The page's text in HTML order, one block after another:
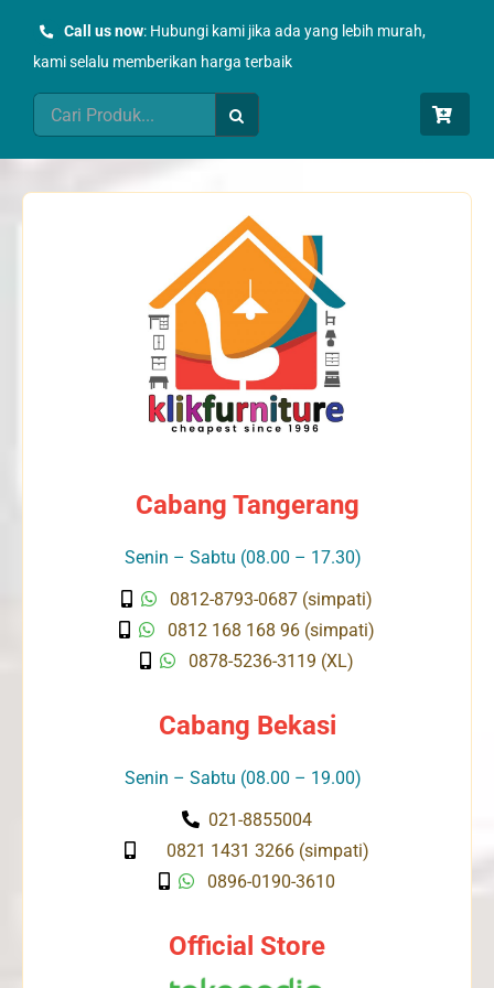
Call us now: Hubungi kami jika ada yang lebih murah,
kami selalu memberikan harga terbaik
Search
for:
Cabang Tangerang
Senin – Sabtu (08.00 – 17.30)
0812-8793-0687 (simpati)
0812 168 168 96 (simpati)
0878-5236-3119 (XL)
Cabang Bekasi
Senin – Sabtu (08.00 – 19.00)
021-8855004
0821 1431 3266 (simpati)
0896-0190-3610
Official Store